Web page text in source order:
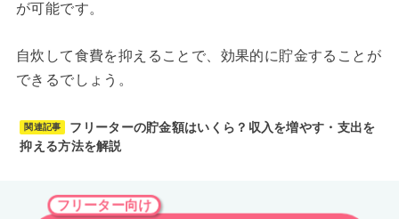
が可能です。
自炊して食費を抑えることで、効果的に貯金することが
できるでしょう。
関連記事
フリーターの貯金額はいくら？収入を増やす・支出を
抑える方法を解説
フリーター向け